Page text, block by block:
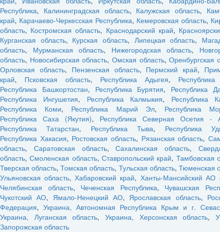
Республика, Калининградская область, Калужская область,
край, Карачаево-Черкесская Республика, Кемеровская область,
область, Костромская область, Краснодарский край,
Курганская область, Курская область, Липецкая область,
область, Мурманская область, Нижегородская область,
область, Новосибирская область,Омская область,Оренбургская
Орловская область, Пензенская область, Пермский край,
край, Псковская область, Республика Адыгея,
Республика Башкортостан, Республика Бурятия, Республика
Республика Ингушетия, Республика Калмыкия, Республика
Республика Коми, Республика Марий Эл, Республика
Республика Саха (Якутия), Республика Северная Осетия -
Республика Татарстан, Республика Тыва, Республика
Республика Хакасия, Ростовская область, Рязанская область,
область, Саратовская область,Сахалинская область,
область,Смоленская область,Ставропольский край, Тамбовская
Тверская область,Томская область, Тульская область, Тюменская
Ульяновская область,Хабаровский край, Ханты-Мансийский
Челябинская область, Чеченская Республика, Чувашская
Чукотский АО, Ямало-Ненецкий АО, Ярославская область,
Федерация, Украина, Автономная Республика Крым и г.
Украина, Луганская область,Украина, Херсонская область,
Запорожская область